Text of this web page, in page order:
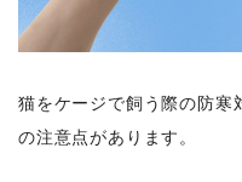
猫をケージで飼う際の防寒
の注意点があります。